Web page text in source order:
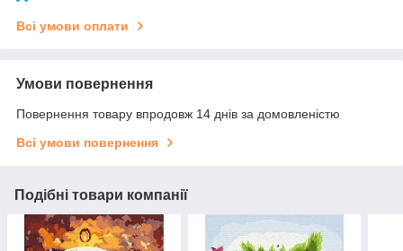
Всі умови оплати
Умови повернення
Повернення товару впродовж 14 днів за домовленістю
Всі умови повернення
Подібні товари компанії